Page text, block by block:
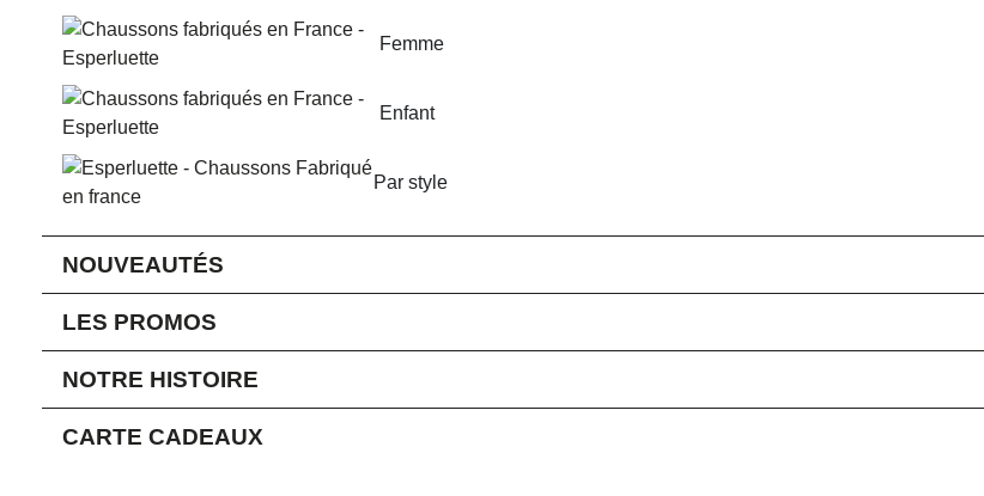
Femme
Enfant
Par style
NOUVEAUTÉS
LES PROMOS
NOTRE HISTOIRE
CARTE CADEAUX